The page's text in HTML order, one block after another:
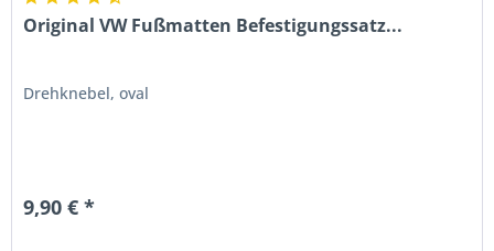
Original VW Fußmatten Befestigungssatz...
Drehknebel, oval
9,90 € *